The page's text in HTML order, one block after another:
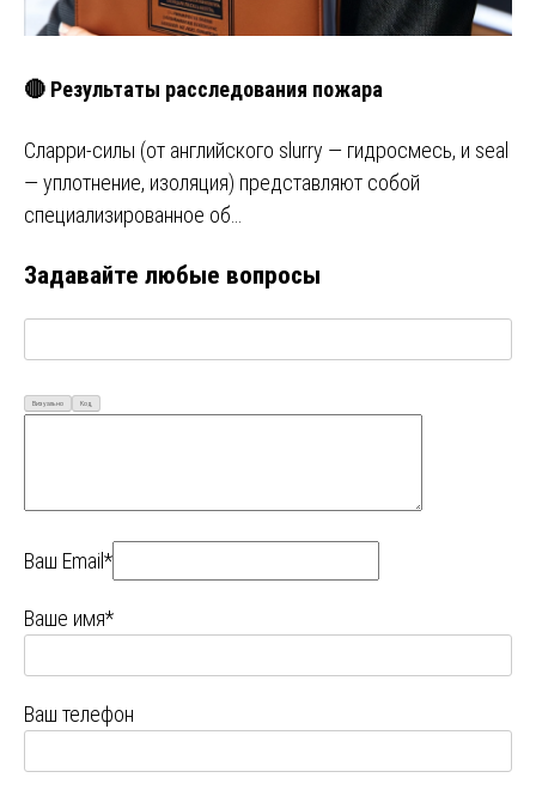
🔴 Результаты расследования пожара
Сларри-силы (от английского slurry — гидросмесь, и seal
— уплотнение, изоляция) представляют собой
специализированное об…
Задавайте любые вопросы
Визуально Код
Ваш Email*
Ваше имя*
Ваш телефон